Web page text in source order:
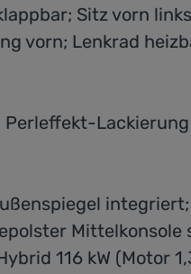
Sitz vorn
vorn; Lenkrad
Perleffekt-Lackierung
Mittelkonsole
116 kW (Motor